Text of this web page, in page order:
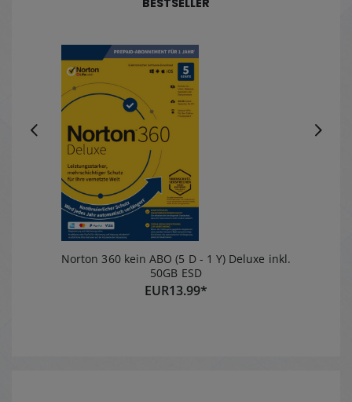
Kompatibilität zu
BESTSELLER
Norton 360 kein ABO (5 D - 1 Y) Deluxe inkl.
50GB ESD
EUR13.99*